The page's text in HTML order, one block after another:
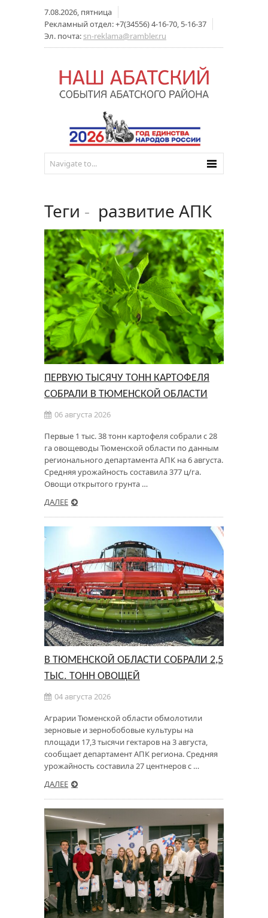
7.08.2026, пятница
Рекламный отдел: +7(34556) 4-16-70, 5-16-37
Эл. почта: sn-reklama@rambler.ru
Теги - развитие АПК
ПЕРВУЮ ТЫСЯЧУ ТОНН КАРТОФЕЛЯ
СОБРАЛИ В ТЮМЕНСКОЙ ОБЛАСТИ
06 августа 2026
Первые 1 тыс. 38 тонн картофеля собрали с 28
га овощеводы Тюменской области по данным
регионального департамента АПК на 6 августа.
Средняя урожайность составила 377 ц/га.
Овощи открытого грунта …
ДАЛЕЕ
В ТЮМЕНСКОЙ ОБЛАСТИ СОБРАЛИ 2,5
ТЫС. ТОНН ОВОЩЕЙ
04 августа 2026
Аграрии Тюменской области обмолотили
зерновые и зернобобовые культуры на
площади 17,3 тысячи гектаров на 3 августа,
сообщает департамент АПК региона. Средняя
урожайность составила 27 центнеров с …
ДАЛЕЕ